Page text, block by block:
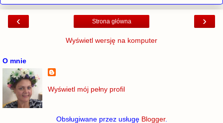
‹ ›
Strona główna
Wyświetl wersję na komputer
O mnie
Wyświetl mój pełny profil
Obsługiwane przez usługę Blogger.